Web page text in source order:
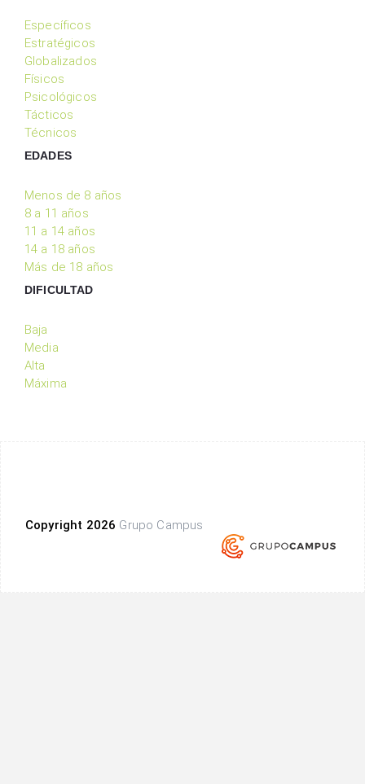
Específicos
Estratégicos
Globalizados
Físicos
Psicológicos
Tácticos
Técnicos
EDADES
Menos de 8 años
8 a 11 años
11 a 14 años
14 a 18 años
Más de 18 años
DIFICULTAD
Baja
Media
Alta
Máxima
Copyright 2026 Grupo Campus